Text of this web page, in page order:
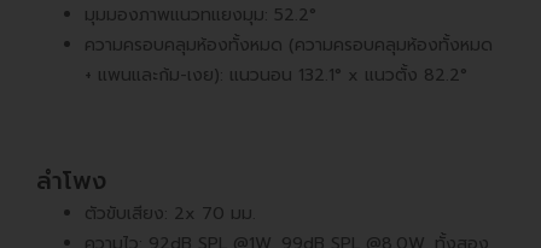
มุมมองภาพแนวทแยงมุม: 52.2°
ความครอบคลุมห้องทั้งหมด (ความครอบคลุมห้องทั้งหมด
+ แพนและก้ม-เงย): แนวนอน 132.1° x แนวตั้ง 82.2°
ลำโพง
ตัวขับเสียง: 2x 70 มม.